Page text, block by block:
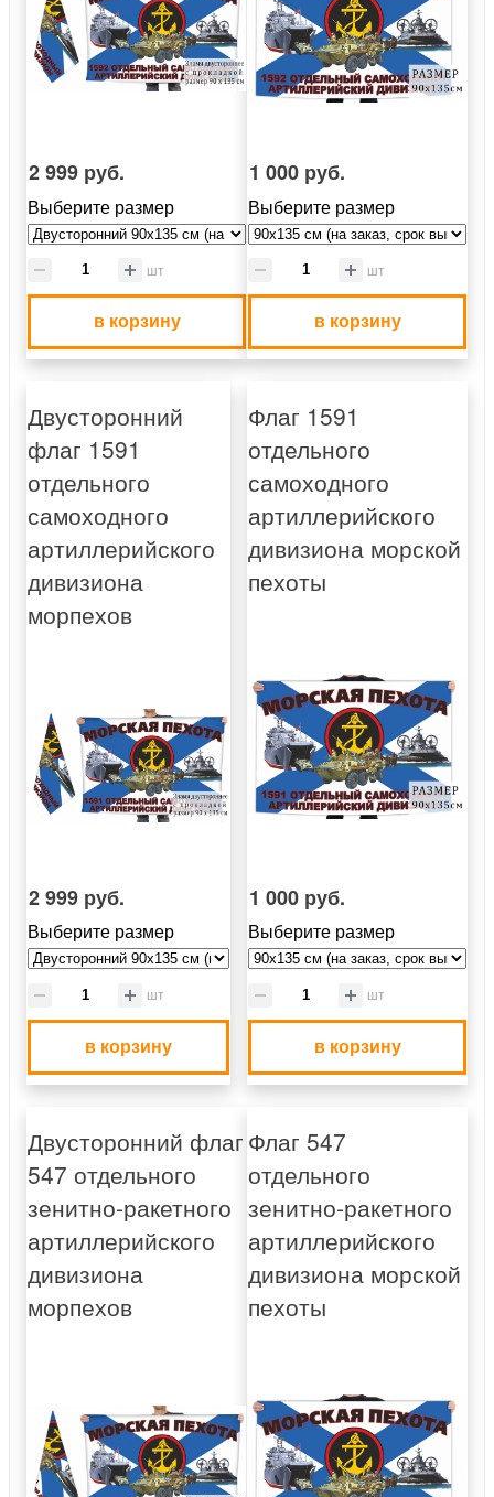
2 999 руб.
Выберите размер
шт
в корзину
1 000 руб.
Выберите размер
шт
в корзину
Двусторонний
флаг 1591
отдельного
самоходного
артиллерийского
дивизиона
морпехов
2 999 руб.
Выберите размер
шт
в корзину
Флаг 1591
отдельного
самоходного
артиллерийского
дивизиона морской
пехоты
1 000 руб.
Выберите размер
шт
в корзину
Двусторонний флаг
547 отдельного
зенитно-ракетного
артиллерийского
дивизиона
морпехов
Флаг 547
отдельного
зенитно-ракетного
артиллерийского
дивизиона морской
пехоты